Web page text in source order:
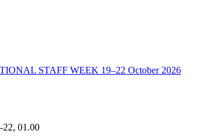
STAFF WEEK 19–22 October 2026
22, 01.00